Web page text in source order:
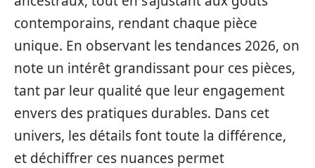
contemporains, rendant chaque pièce
unique. En observant les tendances 2026, on
note un intérêt grandissant pour ces pièces,
tant par leur qualité que leur engagement
envers des pratiques durables. Dans cet
univers, les détails font toute la différence,
et déchiffrer ces nuances permet